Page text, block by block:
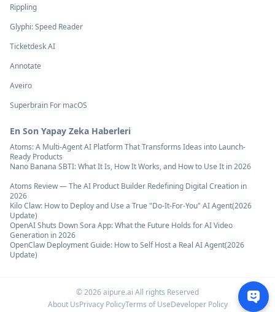
Rippling
Glyphi: Speed Reader
Ticketdesk AI
Annotate
Aveiro
Superbrain For macOS
En Son Yapay Zeka Haberleri
Atoms: A Multi-Agent AI Platform That Transforms Ideas into Launch-
Ready Products
Nano Banana SBTI: What It Is, How It Works, and How to Use It in 2026
Atoms Review — The AI Product Builder Redefining Digital Creation in
2026
Kilo Claw: How to Deploy and Use a True "Do‑It‑For‑You" AI Agent(2026
Update)
OpenAI Shuts Down Sora App: What the Future Holds for AI Video
Generation in 2026
OpenClaw Deployment Guide: How to Self Host a Real AI Agent(2026
Update)
©2026aipure.ai All rights Reserved
About UsPrivacy PolicyTerms of UseDeveloper Policy